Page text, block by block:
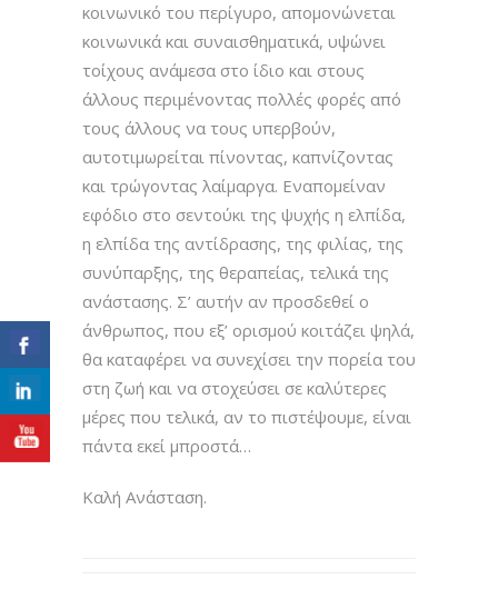
κοινωνικό του περίγυρο, απομονώνεται
κοινωνικά και συναισθηματικά, υψώνει
τοίχους ανάμεσα στο ίδιο και στους
άλλους περιμένοντας πολλές φορές από
τους άλλους να τους υπερβούν,
αυτοτιμωρείται πίνοντας, καπνίζοντας
και τρώγοντας λαίμαργα. Εναπομείναν
εφόδιο στο σεντούκι της ψυχής η ελπίδα,
η ελπίδα της αντίδρασης, της φιλίας, της
συνύπαρξης, της θεραπείας, τελικά της
ανάστασης. Σ’ αυτήν αν προσδεθεί ο
άνθρωπος, που εξ’ ορισμού κοιτάζει ψηλά,
θα καταφέρει να συνεχίσει την πορεία του
στη ζωή και να στοχεύσει σε καλύτερες
μέρες που τελικά, αν το πιστέψουμε, είναι
πάντα εκεί μπροστά…
Καλή Ανάσταση.